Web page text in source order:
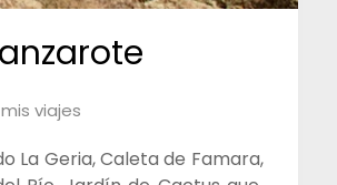
viajes
La Geria, Caleta de Famara,